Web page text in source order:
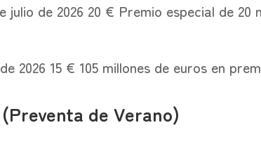
de 2026 20 € Premio especial de 20
15 € 105 millones de euros en
de Verano)